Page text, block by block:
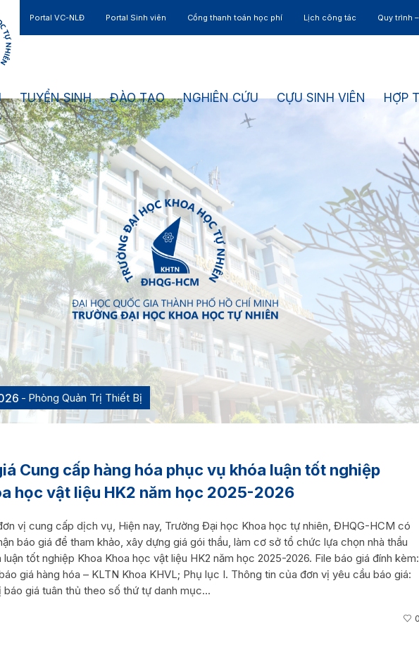
Portal VC-NLĐ Portal Sinh viên Cổng thanh toán học phí Lịch công tác Quy trình
TUYỂN SINH ĐÀO TẠO NGHIÊN CỨU CỰU SINH VIÊN HỢP
Phòng Quản Trị Thiết Bị
Cung cấp hàng hóa phục vụ khóa luận tốt nghiệp
học vật liệu HK2 năm học 2025-2026
vị cung cấp dịch vụ, Hiện nay, Trường Đại học Khoa học tự nhiên, ĐHQG-HCM có
báo giá để tham khảo, xây dựng giá gói thầu, làm cơ sở tổ chức lựa chọn nhà thầu
tốt nghiệp Khoa Khoa học vật liệu HK2 năm học 2025-2026. File báo giá đính kèm:
giá hàng hóa – KLTN Khoa KHVL; Phụ lục I. Thông tin của đơn vị yêu cầu báo giá:
báo giá tuân thủ theo số thứ tự danh mục...